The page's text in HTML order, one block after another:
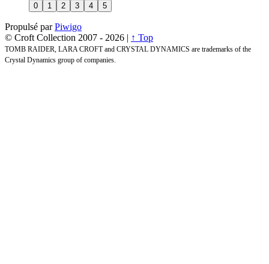
Propulsé parPiwigo
© Croft Collection 2007 - 2026 | ↑ Top
TOMB RAIDER, LARA CROFT and CRYSTAL DYNAMICS are trademarks of the
Crystal Dynamics group of companies.